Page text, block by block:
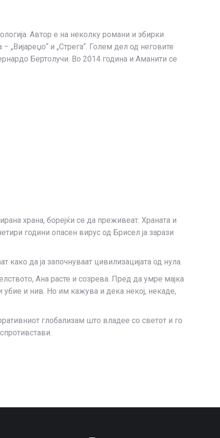
Автор е на неколку романи и збирки
„Вијареџо“ и „Стрега“. Голем дел од неговите
Бертолучи. Во 2014 година и Аманити се
храна, борејќи се да преживеат. Храната и
години опасен вирус од Брисел ја зарази
да ја започнуваат цивилизацијата од нула.
Ана расте и созрева. Пред да умре мајка
убие и нив. Но им кажува и дека некој, некаде,
глобализам што владее со светот и го